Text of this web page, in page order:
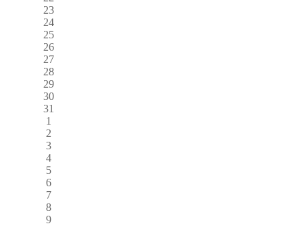
23
24
25
26
27
28
29
30
31
1
2
3
4
5
6
7
8
9